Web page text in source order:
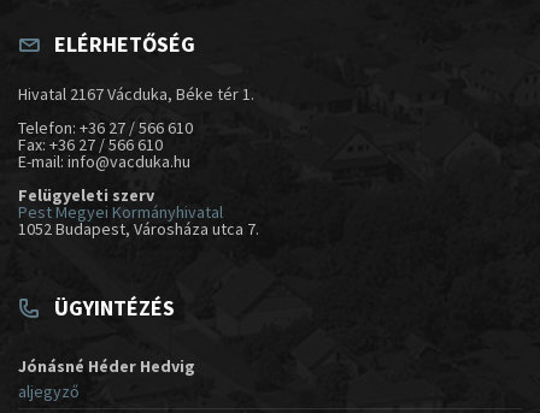
ELÉRHETŐSÉG
Hivatal 2167 Vácduka, Béke tér 1.
Telefon: +36 27 / 566 610
Fax: +36 27 / 566 610
E-mail: info@vacduka.hu
Felügyeleti szerv
Pest Megyei Kormányhivatal
1052 Budapest, Városháza utca 7.
ÜGYINTÉZÉS
Jónásné Héder Hedvig
aljegyző